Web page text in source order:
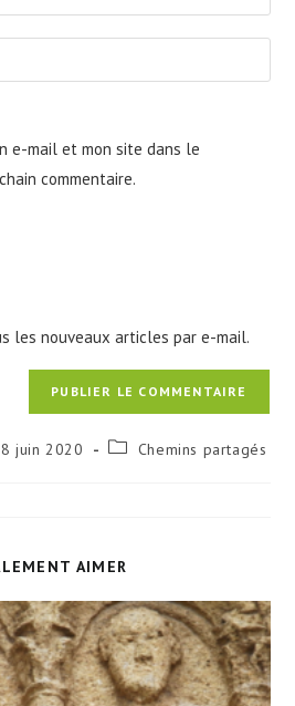
e-mail et mon site dans le
commentaire.
les nouveaux articles par e-mail.
8 juin 2020
Post Chemins partagés
AIMER